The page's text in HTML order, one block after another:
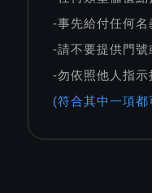
-事先給付任何名
-請不要提供門號
-勿依照他人指示
(符合其中一項都